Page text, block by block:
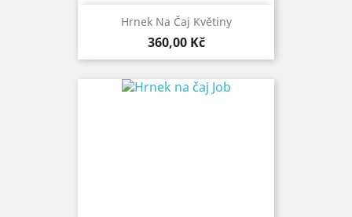
Hrnek Na Čaj Květiny
Cena
360,00 Kč